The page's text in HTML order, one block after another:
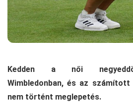
Kedden a női
Wimbledonban, és az számított
nem történt meglepetés.